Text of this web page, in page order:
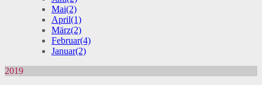
Mai(2)
April(1)
März(2)
Februar(4)
Januar(2)
2019